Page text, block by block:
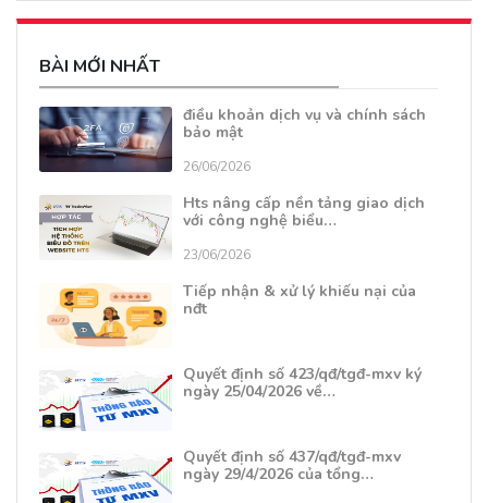
BÀI MỚI NHẤT
điều khoản dịch vụ và chính sách
bảo mật
26/06/2026
Hts nâng cấp nền tảng giao dịch
với công nghệ biểu…
23/06/2026
Tiếp nhận & xử lý khiếu nại của
nđt
Quyết định số 423/qđ/tgđ-mxv ký
ngày 25/04/2026 về…
Quyết định số 437/qđ/tgđ-mxv
ngày 29/4/2026 của tổng…